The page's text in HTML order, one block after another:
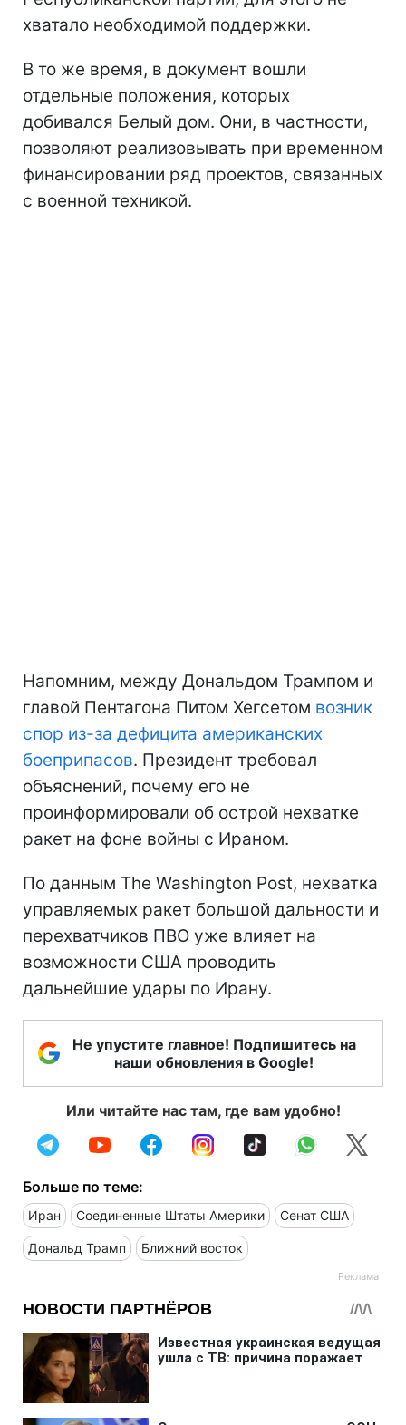
хватало необходимой поддержки.
В то же время, в документ вошли
отдельные положения, которых
добивался Белый дом. Они, в частности,
позволяют реализовывать при временном
финансировании ряд проектов, связанных
с военной техникой.
Напомним, между Дональдом Трампом и
главой Пентагона Питом Хегсетом возник
спор из-за дефицита американских
боеприпасов. Президент требовал
объяснений, почему его не
проинформировали об острой нехватке
ракет на фоне войны с Ираном.
По данным The Washington Post, нехватка
управляемых ракет большой дальности и
перехватчиков ПВО уже влияет на
возможности США проводить
дальнейшие удары по Ирану.
Не упустите главное! Подпишитесь на
наши обновления в Google!
Или читайте нас там, где вам удобно!
Больше по теме:
Иран Соединенные Штаты Америки Сенат США
Дональд Трамп Ближний восток